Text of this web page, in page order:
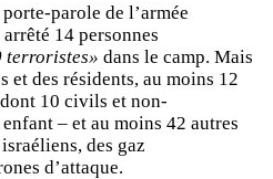
parole de l’armée
14 personnes
terroristes» dans le camp. Mais
et des résidents, au moins 12
10 civils et non-
– et au moins 42 autres
des gaz
d’attaque.